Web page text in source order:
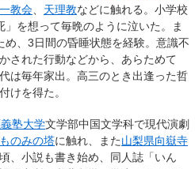
教会、 天理教などに触れる。小学校
を想って毎晩のように泣いた。ま
、3日間の昏睡状態を経験。意識不
された行動などから、あらためて
は毎年家出。高三のとき出逢った哲
けを得た。
塾大学文学部中国文学科で現代演劇
ものみの塔に触れ、また山梨県向嶽寺
、小説も書き始め、同人誌「いん